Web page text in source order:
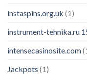
instaspins.org.uk (1)
instrument-tehnika.ru
intensecasinosite.com
Jackpots (1)